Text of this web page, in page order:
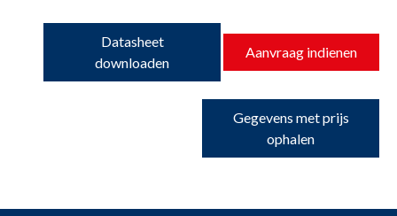
Datasheet
downloaden
Aanvraag indienen
Gegevens met prijs
ophalen